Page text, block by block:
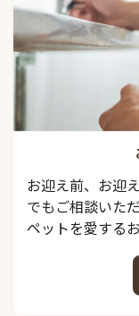
お迎え前、お迎
でもご相談いた
ペットを愛する